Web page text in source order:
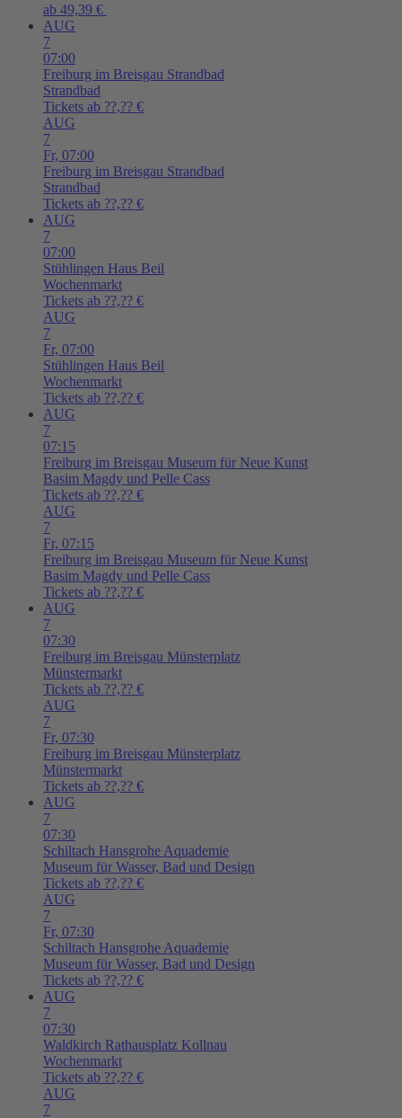
ab 49,39 €
AUG
7
07:00
Freiburg im Breisgau Strandbad
Strandbad
Tickets ab ??,?? €
AUG
7
Fr, 07:00
Freiburg im Breisgau Strandbad
Strandbad
Tickets ab ??,?? €
AUG
7
07:00
Stühlingen Haus Beil
Wochenmarkt
Tickets ab ??,?? €
AUG
7
Fr, 07:00
Stühlingen Haus Beil
Wochenmarkt
Tickets ab ??,?? €
AUG
7
07:15
Freiburg im Breisgau Museum für Neue Kunst
Basim Magdy und Pelle Cass
Tickets ab ??,?? €
AUG
7
Fr, 07:15
Freiburg im Breisgau Museum für Neue Kunst
Basim Magdy und Pelle Cass
Tickets ab ??,?? €
AUG
7
07:30
Freiburg im Breisgau Münsterplatz
Münstermarkt
Tickets ab ??,?? €
AUG
7
Fr, 07:30
Freiburg im Breisgau Münsterplatz
Münstermarkt
Tickets ab ??,?? €
AUG
7
07:30
Schiltach Hansgrohe Aquademie
Museum für Wasser, Bad und Design
Tickets ab ??,?? €
AUG
7
Fr, 07:30
Schiltach Hansgrohe Aquademie
Museum für Wasser, Bad und Design
Tickets ab ??,?? €
AUG
7
07:30
Waldkirch Rathausplatz Kollnau
Wochenmarkt
Tickets ab ??,?? €
AUG
7